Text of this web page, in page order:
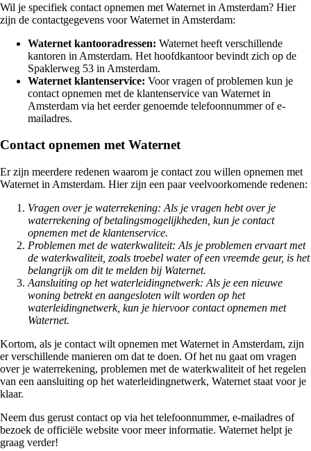
Wil je specifiek contact opnemen met Waternet in Amsterdam? Hier
zijn de contactgegevens voor Waternet in Amsterdam:
Waternet kantooradressen: Waternet heeft verschillende
kantoren in Amsterdam. Het hoofdkantoor bevindt zich op de
Spaklerweg 53 in Amsterdam.
Waternet klantenservice: Voor vragen of problemen kun je
contact opnemen met de klantenservice van Waternet in
Amsterdam via het eerder genoemde telefoonnummer of e-
mailadres.
Contact opnemen met Waternet
Er zijn meerdere redenen waarom je contact zou willen opnemen met
Waternet in Amsterdam. Hier zijn een paar veelvoorkomende redenen:
Vragen over je waterrekening: Als je vragen hebt over je
waterrekening of betalingsmogelijkheden, kun je contact
opnemen met de klantenservice.
Problemen met de waterkwaliteit: Als je problemen ervaart met
de waterkwaliteit, zoals troebel water of een vreemde geur, is het
belangrijk om dit te melden bij Waternet.
Aansluiting op het waterleidingnetwerk: Als je een nieuwe
woning betrekt en aangesloten wilt worden op het
waterleidingnetwerk, kun je hiervoor contact opnemen met
Waternet.
Kortom, als je contact wilt opnemen met Waternet in Amsterdam, zijn
er verschillende manieren om dat te doen. Of het nu gaat om vragen
over je waterrekening, problemen met de waterkwaliteit of het regelen
van een aansluiting op het waterleidingnetwerk, Waternet staat voor je
klaar.
Neem dus gerust contact op via het telefoonnummer, e-mailadres of
bezoek de officiële website voor meer informatie. Waternet helpt je
graag verder!